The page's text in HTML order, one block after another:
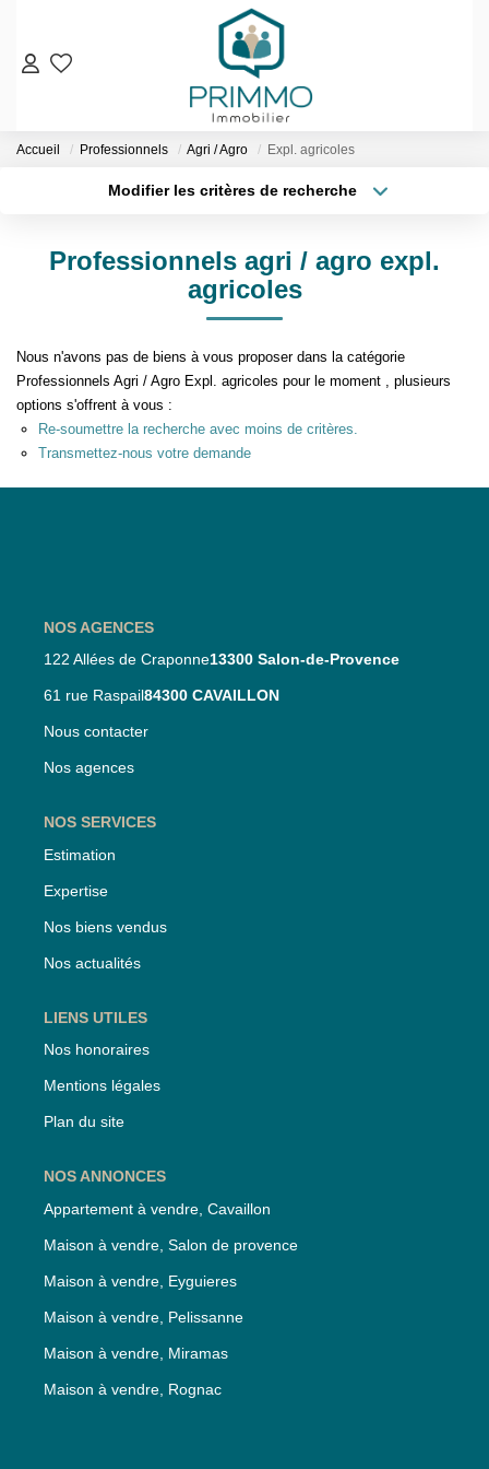
VENTES
Nos Biens En Vente
Nos Biens Vendus
LOCATIONS
ESTIMATION & EXPERTISE
NOS AGENCES
Qui Sommes-Nous
Notre Équipe
Accueil Professionnels Agri / Agro Expl. agricoles
Modifier les critères de recherche
Budget max
Professionnels agri / agro expl.
agricoles
Nous n'avons pas de biens à vous proposer dans la catégorie
Professionnels Agri / Agro Expl. agricoles pour le moment , plusieurs
options s'offrent à vous :
Re-soumettre la recherche avec moins de critères.
Transmettez-nous votre demande
NOS AGENCES
122 Allées de Craponne13300 Salon-de-Provence
61 rue Raspail84300 CAVAILLON
Nous contacter
Nos agences
NOS SERVICES
Estimation
Expertise
Nos biens vendus
Nos actualités
LIENS UTILES
Nos honoraires
Mentions légales
Plan du site
NOS ANNONCES
Appartement à vendre, Cavaillon
Maison à vendre, Salon de provence
Maison à vendre, Eyguieres
Maison à vendre, Pelissanne
Maison à vendre, Miramas
Maison à vendre, Rognac